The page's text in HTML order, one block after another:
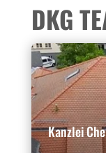
DKG
Kanzlei